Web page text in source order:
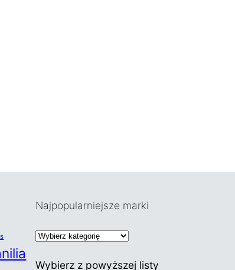
Najpopularniejsze marki
K
t
Wybierz z powyższej listy